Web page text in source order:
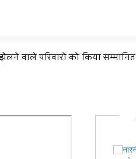
वाले परिवारों को किया सम्मानित